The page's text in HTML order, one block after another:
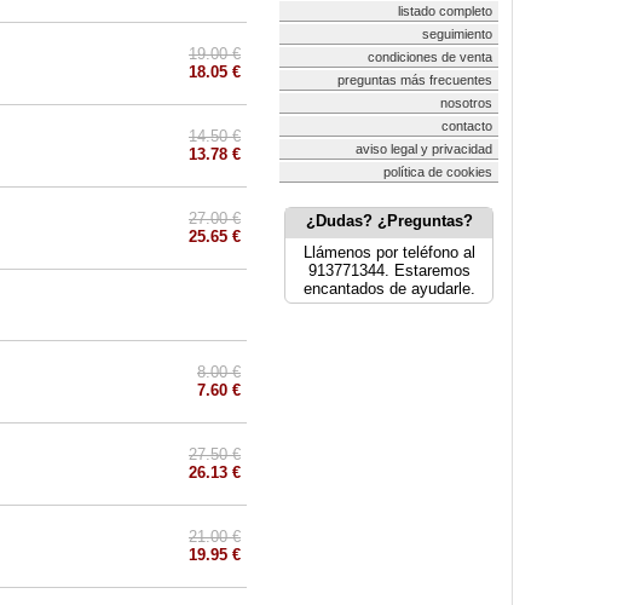
19.00 €
18.05 €
14.50 €
13.78 €
27.00 €
25.65 €
8.00 €
7.60 €
27.50 €
26.13 €
21.00 €
19.95 €
listado completo
seguimiento
condiciones de venta
preguntas más frecuentes
nosotros
contacto
aviso legal y privacidad
política de cookies
¿Dudas? ¿Preguntas?
Llámenos por teléfono al
913771344. Estaremos
encantados de ayudarle.